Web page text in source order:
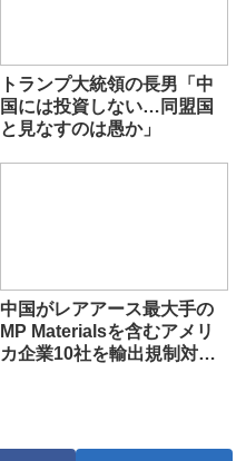
トランプ大統領の長男「中
国には投資しない…同盟国
と見なすのは愚か」
中国がレアアース最大手の
MP Materialsを含むアメリ
カ企業10社を輸出規制対象